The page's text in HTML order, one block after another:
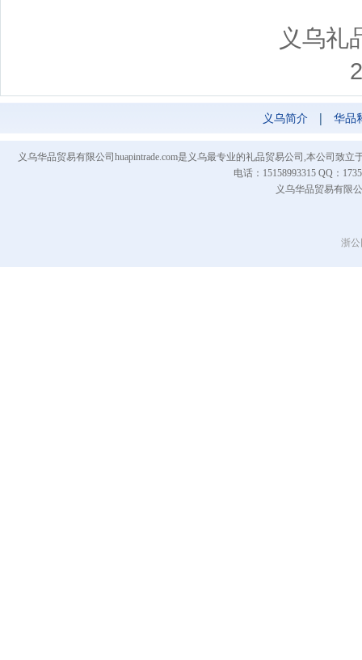
义乌礼品城（
2014-
义乌简介 | 华品
义乌华品贸易有限公司huapintrade.com是义乌最专业的礼品贸易公司,本公司致
电话：15158993315 QQ：
义乌华品贸易有限
浙公